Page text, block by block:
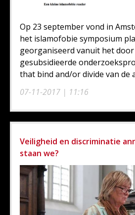
07-11-2017 | 11:16
Op 23 september vond in
het islamofobie symposium
georganiseerd vanuit het door
gesubsidieerde
that bind and/or divide van de
Veiligheid en discriminatie
staan we?